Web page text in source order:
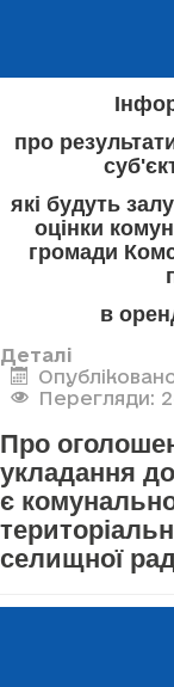
про
які будуть
оцінки
громади
в
Деталі
Перегляди:
Про
укладання
є
селищної